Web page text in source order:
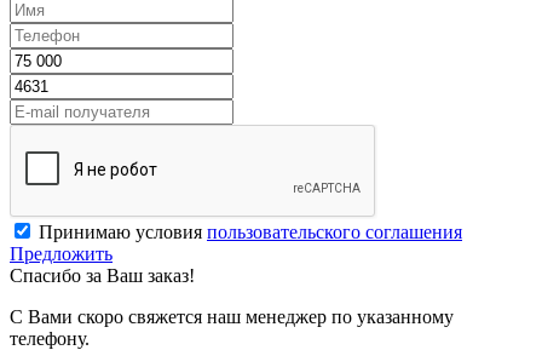
Принимаю условия пользовательского соглашения
Предложить
Спасибо за Ваш заказ!
С Вами скоро свяжется наш менеджер по указанному
телефону.